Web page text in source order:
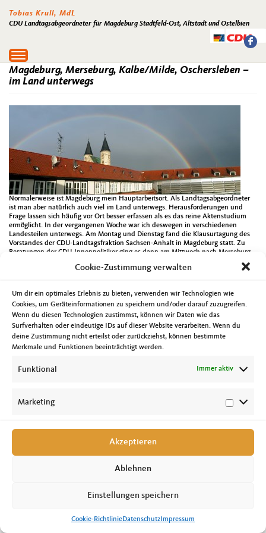
Cookie-Zustimmung verwalten
Um dir ein optimales Erlebnis zu bieten, verwenden wir Technologien wie
Cookies, um Geräteinformationen zu speichern und/oder darauf zuzugreifen.
Wenn du diesen Technologien zustimmst, können wir Daten wie das
Surfverhalten oder eindeutige IDs auf dieser Website verarbeiten. Wenn du
deine Zustimmung nicht erteilst oder zurückziehst, können bestimmte
Merkmale und Funktionen beeinträchtigt werden.
Funktional Immer aktiv
Marketing
Akzeptieren
Ablehnen
Einstellungen speichern
Cookie-RichtlinieDatenschutz Impressum
Tobias Krull, MdL
CDU Landtagsabgeordneter für Magdeburg Stadtfeld-Ost, Altstadt und Ostelbien
Toggle
navigation
Magdeburg, Merseburg, Kalbe/Milde, Oschersleben –
im Land unterwegs
Normalerweise ist Magdeburg mein Hauptarbeitsort. Als Landtagsabgeordneter
ist man aber natürlich auch viel im Land unterwegs. Herausforderungen und
Frage lassen sich häufig vor Ort besser erfassen als es das reine Aktenstudium
ermöglicht. In der vergangenen Woche war ich deswegen in verschiedenen
Landesteilen unterwegs. Am Montag und Dienstag fand die Klausurtagung des
Vorstandes der CDU-Landtagsfraktion Sachsen-Anhalt in Magdeburg statt. Zu
Beratungen der CDU-Innenpolitiker ging es dann am Mittwoch nach Merseburg.
Meine Teilnahme an der 2. Sitzung des Runden Tisches Pflege führte mich dann
in die Altmark, genauer gesagt nach Kalbe/Milde. Am Samstag ging es unter
Kinder- und Jugendrings Sachsen-Anhalt in Magdeburg. Aus meiner Sicht ist es
wichtig vor Ort präsent zu sein und mit den Menschen zu sprechen und nicht
nur vom Schreibtisch aus die Lage in unserem Land zu beurteilen.
Copyright © 2026 Tobias Krull, MdL //
Cookie-